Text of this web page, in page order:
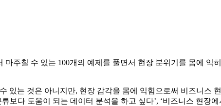
마주칠 수 있는 100개의 예제를 풀면서 현장 분위기를 몸에
있는 것은 아니지만, 현장 감각을 몸에 익힘으로써 비즈니스
보다 도움이 되는 데이터 분석을 하고 싶다’, ‘비즈니스 현장